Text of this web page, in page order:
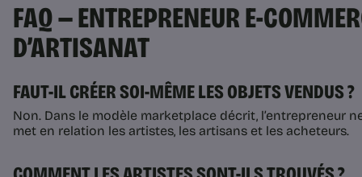
FAQ — ENTREPRENEUR E-
D’ARTISANAT
FAUT-IL CRÉER SOI-MÊME LES OBJETS VENDUS ?
Non. Dans le modèle marketplace décrit, l’entrepreneur
met en relation les artistes, les artisans et les acheteurs.